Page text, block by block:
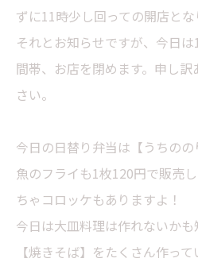
ずに11時少し回っての開店と
それとお知らせですが、今日
間帯、お店を閉めます。申し
さい。
今日の日替り弁当は【うちの
魚のフライも1枚120円で販売
ちゃコロッケもありますよ！
今日は大皿料理は作れないか
【焼きそば】をたくさん作っ